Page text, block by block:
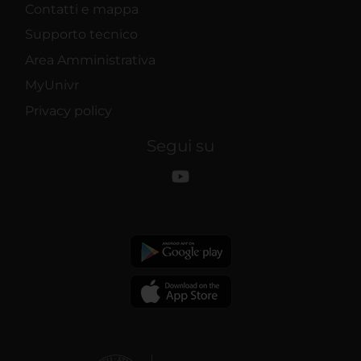
Contatti e mappa
Supporto tecnico
Area Amministrativa
MyUnivr
Privacy policy
Segui su